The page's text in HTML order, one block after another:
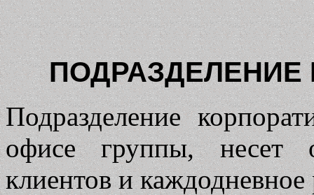
Подразделение
офисе группы, несет
клиентов и